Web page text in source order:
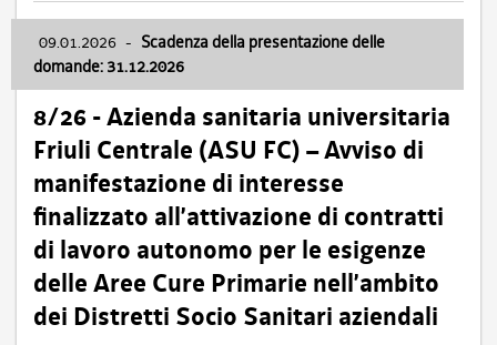
09.01.2026 - Scadenza della presentazione delle
domande: 31.12.2026
8/26 - Azienda sanitaria universitaria
Friuli Centrale (ASU FC) – Avviso di
manifestazione di interesse
finalizzato all’attivazione di contratti
di lavoro autonomo per le esigenze
delle Aree Cure Primarie nell’ambito
dei Distretti Socio Sanitari aziendali